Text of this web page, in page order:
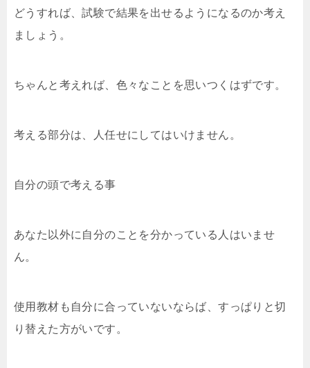
どうすれば、試験で結果を出せるようになるのか考え
ましょう。
ちゃんと考えれば、色々なことを思いつくはずです。
考える部分は、人任せにしてはいけません。
自分の頭で考える事
あなた以外に自分のことを分かっている人はいませ
ん。
使用教材も自分に合っていないならば、すっぱりと切
り替えた方がいです。